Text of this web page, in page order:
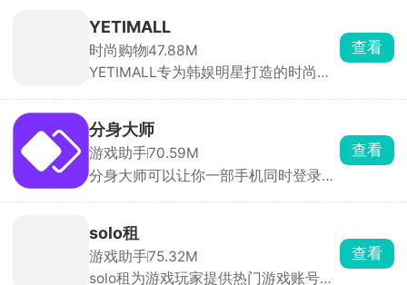
粮，猫罐头，鱼缸都是等价货币，可以
用于创建角色和剧本等，在mufyai中你
就是主角，人人都是创作者，构筑出了
一个完全沉浸式的虚拟交互天地，与众
YETIMALL
时尚购物47.88M
YETIMALL专为韩娱明星打造的时尚周
周边产品，全平台有保障，商品类别分
类详细，能够购买到心仪的物品，多件
商品一起购买还有优惠哟，更有独特的
签名礼物免费送，一键下单，48小时内
查看
分身大师
游戏助手70.59M
分身大师可以让你一部手机同时登录多
时在线。分身运行稳定，消息接收及
时，官方强调比市面上其他双开软件更
安全。
查看
solo租
游戏助手75.32M
solo租为游戏玩家提供热门游戏账号的
查看